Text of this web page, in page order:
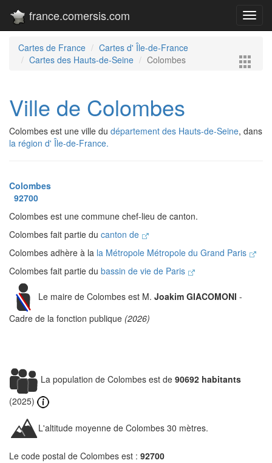
france.comersis.com
Cartes de France
Cartes d' Île-de-France
Cartes des Hauts-de-Seine
Colombes
Ville de Colombes
Colombes est une ville du département des Hauts-de-Seine, dans
la région d' Île-de-France.
Colombes
92700
Colombes est une commune chef-lieu de canton.
Colombes fait partie du canton de
Colombes adhère à la la Métropole Métropole du Grand Paris
Colombes fait partie du bassin de vie de Paris
Le maire de Colombes est M. Joakim GIACOMONI -
Cadre de la fonction publique (2026)
La population de Colombes est de 90692 habitants
(2025)
L'altitude moyenne de Colombes 30 mètres.
Le code postal de Colombes est : 92700